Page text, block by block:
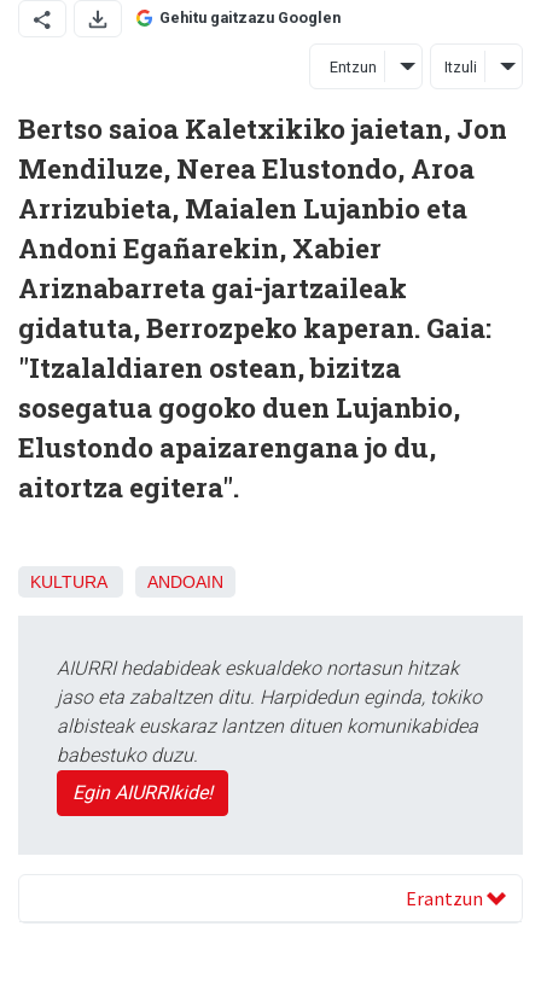
Gehitu gaitzazu Googlen
Entzun Itzuli
Bertso saioa Kaletxikiko jaietan, Jon
Mendiluze, Nerea Elustondo, Aroa
Arrizubieta, Maialen Lujanbio eta
Andoni Egañarekin, Xabier
Ariznabarreta gai-jartzaileak
gidatuta, Berrozpeko kaperan. Gaia:
"Itzalaldiaren ostean, bizitza
sosegatua gogoko duen Lujanbio,
Elustondo apaizarengana jo du,
aitortza egitera".
KULTURA ANDOAIN
AIURRI hedabideak eskualdeko nortasun hitzak
jaso eta zabaltzen ditu. Harpidedun eginda, tokiko
albisteak euskaraz lantzen dituen komunikabidea
babestuko duzu.
Egin AIURRIkide!
Erantzun